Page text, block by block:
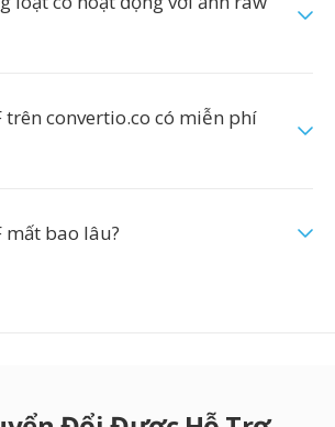
trên convertio.co có miễn phí
mất bao lâu?